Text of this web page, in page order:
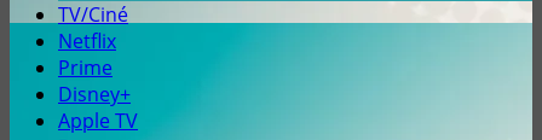
TV/Ciné
Netflix
Prime
Disney+
Apple TV